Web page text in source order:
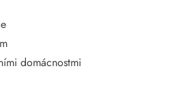
domácnostmi